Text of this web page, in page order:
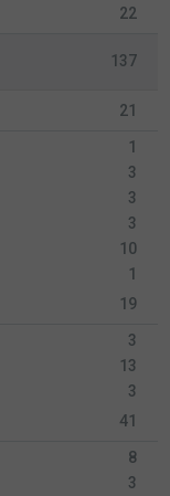
22
137
21
1
3
3
3
10
1
19
3
13
3
41
8
3